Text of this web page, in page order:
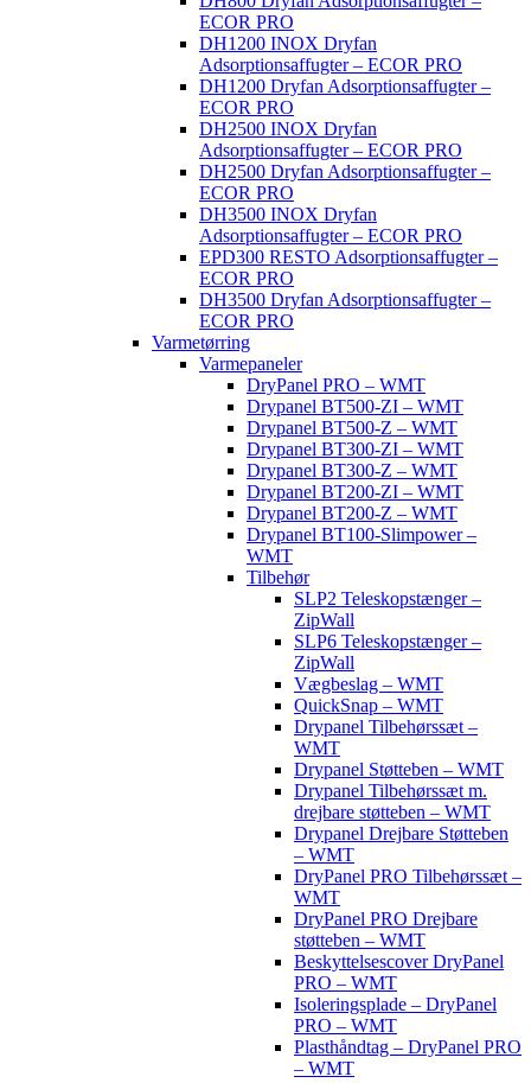
ECOR PRO
DH1200 INOX Dryfan
Adsorptionsaffugter – ECOR PRO
DH1200 Dryfan Adsorptionsaffugter –
ECOR PRO
DH2500 INOX Dryfan
Adsorptionsaffugter – ECOR PRO
DH2500 Dryfan Adsorptionsaffugter –
ECOR PRO
DH3500 INOX Dryfan
Adsorptionsaffugter – ECOR PRO
EPD300 RESTO Adsorptionsaffugter –
ECOR PRO
DH3500 Dryfan Adsorptionsaffugter –
ECOR PRO
Varmetørring
Varmepaneler
DryPanel PRO – WMT
Drypanel BT500-ZI – WMT
Drypanel BT500-Z – WMT
Drypanel BT300-ZI – WMT
Drypanel BT300-Z – WMT
Drypanel BT200-ZI – WMT
Drypanel BT200-Z – WMT
Drypanel BT100-Slimpower –
WMT
Tilbehør
SLP2 Teleskopstænger –
ZipWall
SLP6 Teleskopstænger –
ZipWall
Vægbeslag – WMT
QuickSnap – WMT
Drypanel Tilbehørssæt –
WMT
Drypanel Støtteben – WMT
Drypanel Tilbehørssæt m.
drejbare støtteben – WMT
Drypanel Drejbare Støtteben
– WMT
DryPanel PRO Tilbehørssæt –
WMT
DryPanel PRO Drejbare
støtteben – WMT
Beskyttelsescover DryPanel
PRO – WMT
Isoleringsplade – DryPanel
PRO – WMT
Plasthåndtag – DryPanel PRO
– WMT